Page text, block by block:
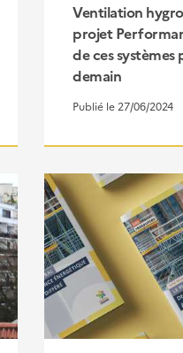
Ventilation
projet
de ces
demain
Publié le 27/06/2024